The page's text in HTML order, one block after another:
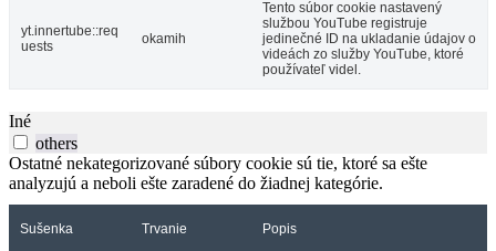
yt.innertube::req
uests
okamih
Tento súbor cookie nastavený
službou YouTube registruje
jedinečné ID na ukladanie údajov o
videách zo služby YouTube, ktoré
používateľ videl.
Iné
others
Ostatné nekategorizované súbory cookie sú tie, ktoré sa ešte
analyzujú a neboli ešte zaradené do žiadnej kategórie.
Sušenka Trvanie Popis